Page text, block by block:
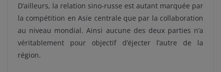
D’ailleurs, la relation sino-russe est autant marquée par
la compétition en Asie centrale que par la collaboration
au niveau mondial. Ainsi aucune des deux parties n’a
véritablement pour objectif d’éjecter l’autre de la
région.